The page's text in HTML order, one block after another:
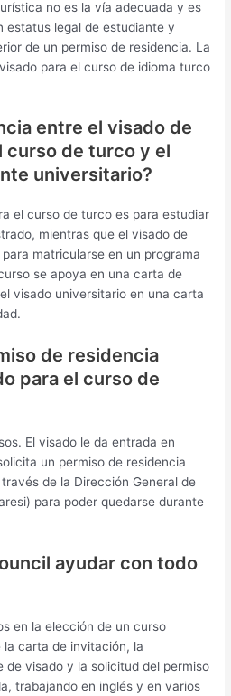
no es la vía adecuada y es
estatus legal de estudiante y
de un permiso de residencia. La
para el curso de idioma turco
entre el visado de
curso de turco y el
universitario?
el curso de turco es para estudiar
mientras que el visado de
matricularse en un programa
se apoya en una carta de
visado universitario en una carta
de residencia
para el curso de
El visado le da entrada en
un permiso de residencia
de la Dirección General de
para poder quedarse durante
ayudar con todo
en la elección de un curso
carta de invitación, la
de visado y la solicitud del permiso
trabajando en inglés y en varios